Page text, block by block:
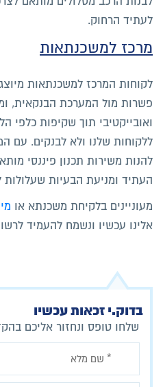
לעתיד הרחוק.
מרכז למשכנתאות
לקוחות המרכז למשכנתאות
פשרות מול המערכת הבנקאית,
ואובייקטיבי תוך שקיפות כלפי
ללקוחות שלנו ולא לבנקים. עם
להנות משירות תכנון פיננסי
העתיד ומניעת הבעיות שעלולות
מעוניינים בלקיחת משכנתא או
אלינו עכשיו ונשמח להעמיד
בדוק.י זכאות עכשיו
שלחו טופס ונחזור אליכם